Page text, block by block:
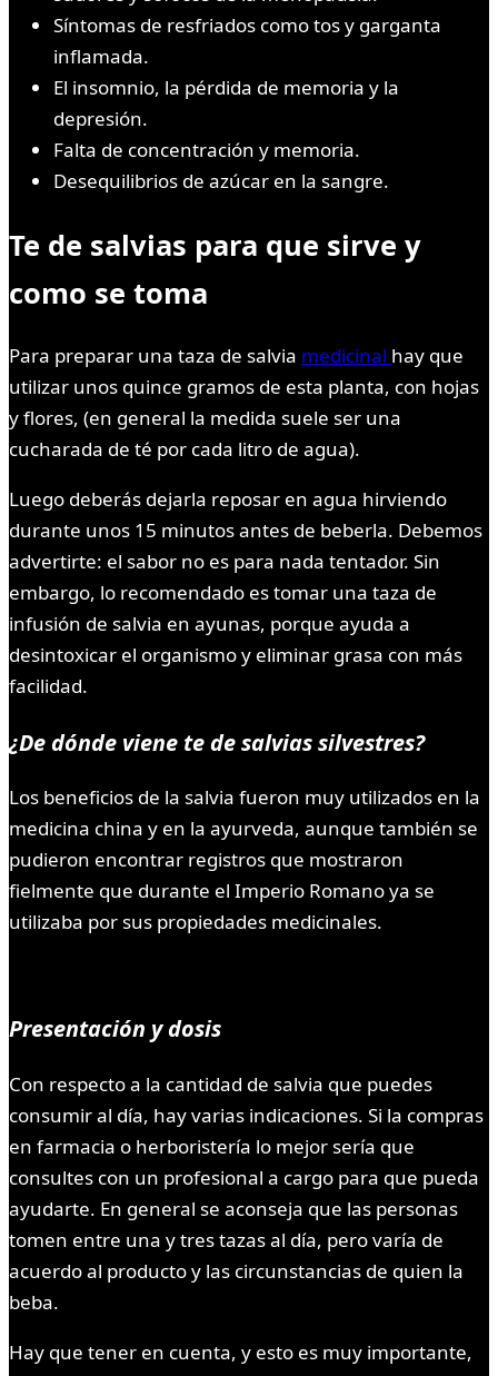
Síntomas de resfriados como tos y garganta
inflamada.
El insomnio, la pérdida de memoria y la
depresión.
Falta de concentración y memoria.
Desequilibrios de azúcar en la sangre.
Te de salvias para que sirve y
como se toma
Para preparar una taza de salvia medicinal hay que
utilizar unos quince gramos de esta planta, con hojas
y flores, (en general la medida suele ser una
cucharada de té por cada litro de agua).
Luego deberás dejarla reposar en agua hirviendo
durante unos 15 minutos antes de beberla. Debemos
advertirte: el sabor no es para nada tentador. Sin
embargo, lo recomendado es tomar una taza de
infusión de salvia en ayunas, porque ayuda a
desintoxicar el organismo y eliminar grasa con más
facilidad.
¿De dónde viene te de salvias silvestres?
Los beneficios de la salvia fueron muy utilizados en la
medicina china y en la ayurveda, aunque también se
pudieron encontrar registros que mostraron
fielmente que durante el Imperio Romano ya se
utilizaba por sus propiedades medicinales.
Presentación y dosis
Con respecto a la cantidad de salvia que puedes
consumir al día, hay varias indicaciones. Si la compras
en farmacia o herboristería lo mejor sería que
consultes con un profesional a cargo para que pueda
ayudarte. En general se aconseja que las personas
tomen entre una y tres tazas al día, pero varía de
acuerdo al producto y las circunstancias de quien la
beba.
Hay que tener en cuenta, y esto es muy importante,